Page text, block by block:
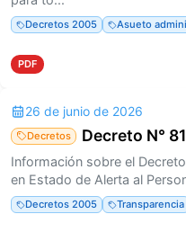
Decretos 2005 Asueto
PDF
26 de junio de 2026
Decretos Decreto N°
Información sobre el
en Estado de Alerta al
Decretos 2005 Transparencia